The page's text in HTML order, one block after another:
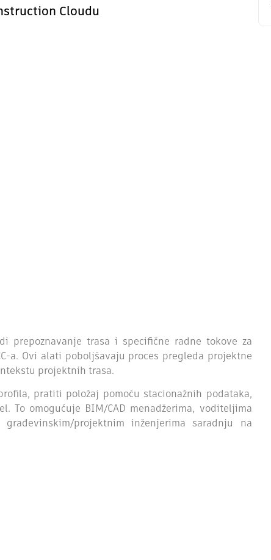
Cloudu
prepoznavanje trasa i specifične radne tokove za
a. Ovi alati poboljšavaju proces pregleda projektne
projektnih trasa.
pratiti položaj pomoću stacionažnih podataka,
To omogućuje BIM/CAD menadžerima, voditeljima
projektnim inženjerima saradnju na